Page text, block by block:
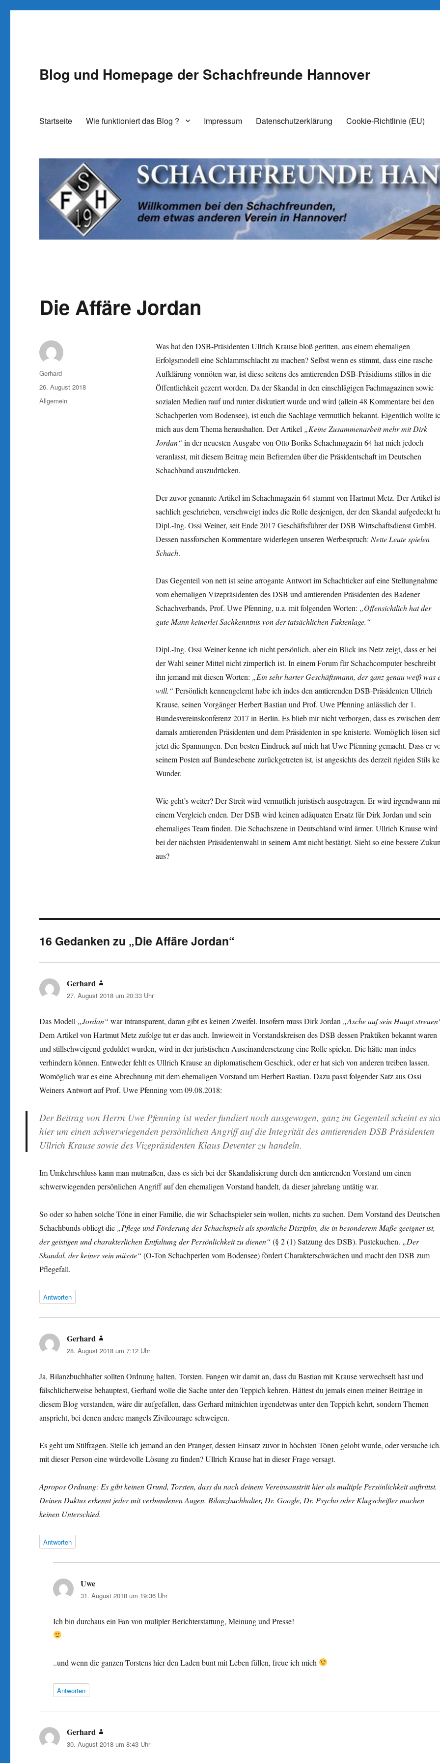
Blog und Homepage der Schachfreunde Hannover
Startseite Wie funktioniert das Blog ? Impressum Datenschutzerklärung Cookie-Richtlinie (EU)
Die Affäre Jordan
Was hat den DSB-Präsidenten Ullrich Krause bloß geritten, aus einem ehemaligen
Erfolgsmodell eine Schlammschlacht zu machen? Selbst wenn es stimmt, dass eine rasche
Aufklärung vonnöten war, ist diese seitens des amtierenden DSB-Präsidiums stillos in die
Öffentlichkeit gezerrt worden. Da der Skandal in den einschlägigen Fachmagazinen sowie
sozialen Medien rauf und runter diskutiert wurde und wird (allein 48 Kommentare bei den
Schachperlen vom Bodensee), ist euch die Sachlage vermutlich bekannt. Eigentlich wollte
mich aus dem Thema heraushalten. Der Artikel „Keine Zusammenarbeit mehr mit Dirk
Jordan“ in der neuesten Ausgabe von Otto Boriks Schachmagazin 64 hat mich jedoch
veranlasst, mit diesem Beitrag mein Befremden über die Präsidentschaft im Deutschen
Schachbund auszudrücken.
Der zuvor genannte Artikel im Schachmagazin 64 stammt von Hartmut Metz. Der Artikel
sachlich geschrieben, verschweigt indes die Rolle desjenigen, der den Skandal aufgedeckt
Dipl.-Ing. Ossi Weiner, seit Ende 2017 Geschäftsführer der DSB Wirtschaftsdienst GmbH.
Dessen nassforschen Kommentare widerlegen unseren Werbespruch: Nette Leute spielen
Schach.
Das Gegenteil von nett ist seine arrogante Antwort im Schachticker auf eine Stellungnahme
vom ehemaligen Vizepräsidenten des DSB und amtierenden Präsidenten des Badener
Schachverbands, Prof. Uwe Pfenning, u.a. mit folgenden Worten: „Offensichtlich hat der
gute Mann keinerlei Sachkenntnis von der tatsächlichen Faktenlage.“
Dipl.-Ing. Ossi Weiner kenne ich nicht persönlich, aber ein Blick ins Netz zeigt, dass er bei
der Wahl seiner Mittel nicht zimperlich ist. In einem Forum für Schachcomputer beschreibt
ihn jemand mit diesen Worten: „Ein sehr harter Geschäftsmann, der ganz genau weiß was
will.“ Persönlich kennengelernt habe ich indes den amtierenden DSB-Präsidenten Ullrich
Krause, seinen Vorgänger Herbert Bastian und Prof. Uwe Pfenning anlässlich der 1.
Bundesvereinskonferenz 2017 in Berlin. Es blieb mir nicht verborgen, dass es zwischen
damals amtierenden Präsidenten und dem Präsidenten in spe knisterte. Womöglich lösen
jetzt die Spannungen. Den besten Eindruck auf mich hat Uwe Pfenning gemacht. Dass er
seinem Posten auf Bundesebene zurückgetreten ist, ist angesichts des derzeit rigiden Stils
Wunder.
Wie geht’s weiter? Der Streit wird vermutlich juristisch ausgetragen. Er wird irgendwann
einem Vergleich enden. Der DSB wird keinen adäquaten Ersatz für Dirk Jordan und sein
ehemaliges Team finden. Die Schachszene in Deutschland wird ärmer. Ullrich Krause wird
bei der nächsten Präsidentenwahl in seinem Amt nicht bestätigt. Sieht so eine bessere
aus?
Autor
Gerhard
Veröffentlicht
am
26. August 2018
Kategorien
Allgemein
16 Gedanken zu „Die Affäre Jordan“
Gerhard
27. August 2018 um 20:33 Uhr
Das Modell „Jordan“ war intransparent, daran gibt es keinen Zweifel. Insofern muss Dirk Jordan „Asche auf sein Haupt
Dem Artikel von Hartmut Metz zufolge tut er das auch. Inwieweit in Vorstandskreisen des DSB dessen Praktiken bekannt waren
und stillschweigend geduldet wurden, wird in der juristischen Auseinandersetzung eine Rolle spielen. Die hätte man indes
verhindern können. Entweder fehlt es Ullrich Krause an diplomatischem Geschick, oder er hat sich von anderen treiben lassen.
Womöglich war es eine Abrechnung mit dem ehemaligen Vorstand um Herbert Bastian. Dazu passt folgender Satz aus Ossi
Weiners Antwort auf Prof. Uwe Pfenning vom 09.08.2018:
Der Beitrag von Herrn Uwe Pfenning ist weder fundiert noch ausgewogen, ganz im Gegenteil scheint es
hier um einen schwerwiegenden persönlichen Angriff auf die Integrität des amtierenden DSB Präsidenten
Ullrich Krause sowie des Vizepräsidenten Klaus Deventer zu handeln.
Im Umkehrschluss kann man mutmaßen, dass es sich bei der Skandalisierung durch den amtierenden Vorstand um einen
schwerwiegenden persönlichen Angriff auf den ehemaligen Vorstand handelt, da dieser jahrelang untätig war.
So oder so haben solche Töne in einer Familie, die wir Schachspieler sein wollen, nichts zu suchen. Dem Vorstand des Deutschen
Schachbunds obliegt die „Pflege und Förderung des Schachspiels als sportliche Disziplin, die in besonderem Maße geeignet ist,
der geistigen und charakterlichen Entfaltung der Persönlichkeit zu dienen“ (§ 2 (1) Satzung des DSB). Pustekuchen. „Der
Skandal, der keiner sein müsste“ (O-Ton Schachperlen vom Bodensee) fördert Charakterschwächen und macht den DSB zum
Pflegefall.
Antworten
Gerhard
28. August 2018 um 7:12 Uhr
Ja, Bilanzbuchhalter sollten Ordnung halten, Torsten. Fangen wir damit an, dass du Bastian mit Krause verwechselt hast und
fälschlicherweise behauptest, Gerhard wolle die Sache unter den Teppich kehren. Hättest du jemals einen meiner Beiträge in
diesem Blog verstanden, wäre dir aufgefallen, dass Gerhard mitnichten irgendetwas unter den Teppich kehrt, sondern Themen
anspricht, bei denen andere mangels Zivilcourage schweigen.
Es geht um Stilfragen. Stelle ich jemand an den Pranger, dessen Einsatz zuvor in höchsten Tönen gelobt wurde, oder versuche
mit dieser Person eine würdevolle Lösung zu finden? Ullrich Krause hat in dieser Frage versagt.
Apropos Ordnung: Es gibt keinen Grund, Torsten, dass du nach deinem Vereinsaustritt hier als multiple Persönlichkeit auftrittst.
Deinen Duktus erkennt jeder mit verbundenen Augen. Bilanzbuchhalter, Dr. Google, Dr. Psycho oder Klugscheißer machen
keinen Unterschied.
Antworten
Uwe
31. August 2018 um 19:36 Uhr
Ich bin durchaus ein Fan von mulipler Berichterstattung, Meinung und Presse!
..und wenn die ganzen Torstens hier den Laden bunt mit Leben füllen, freue ich mich
Antworten
Gerhard
30. August 2018 um 8:43 Uhr